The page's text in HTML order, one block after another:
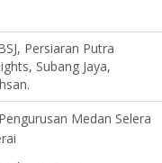
Persiaran Putra
Subang Jaya,
Medan Selera